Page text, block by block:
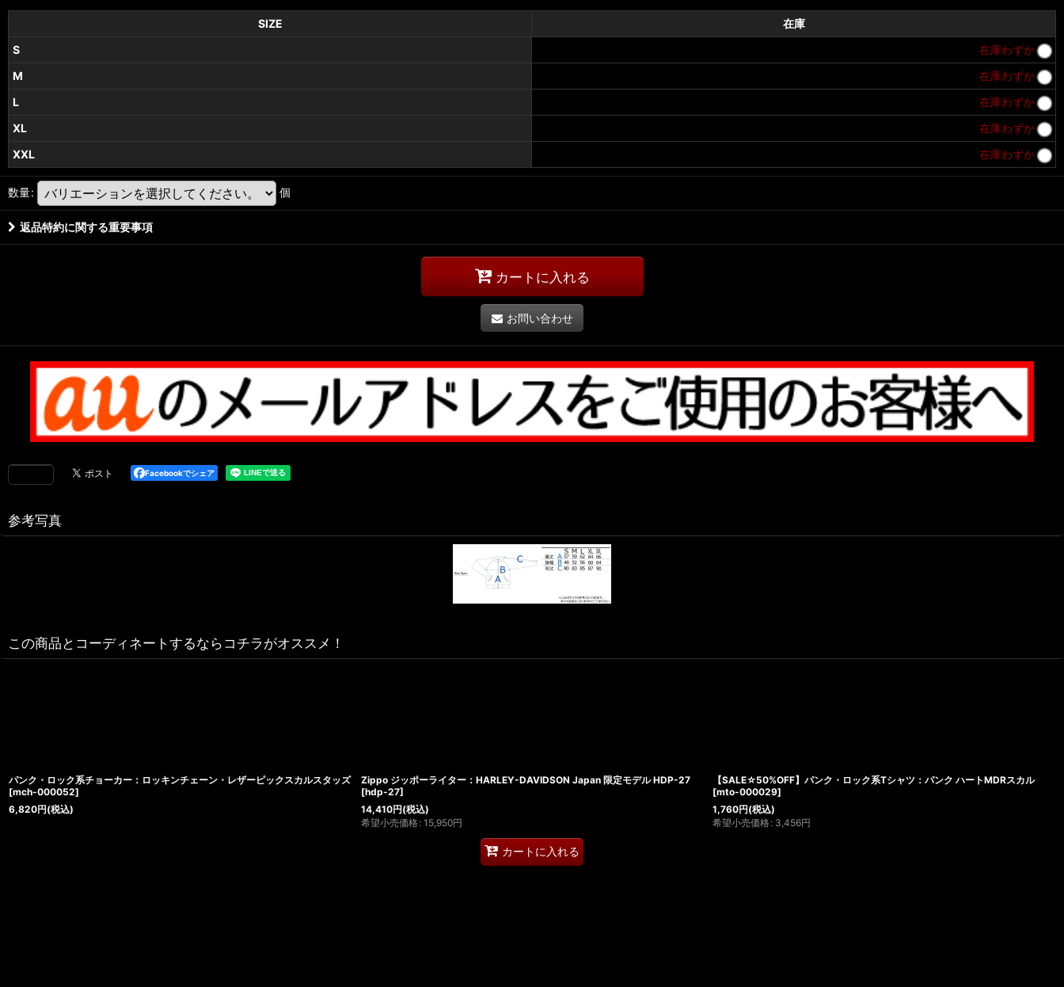
SIZE
在庫
S
在庫わずか
M
在庫わずか
L
在庫わずか
XL
在庫わずか
XXL
在庫わずか
数量: 個
返品特約に関する重要事項
カートに入れる
お問い合わせ
Facebookでシェア
参考写真
この商品とコーディネートするならコチラがオススメ！
パンク・ロック系チョーカー：ロッキンチェーン・レザーピックスカルスタッズ
[mch-000052]
6,820円(税込)
Zippo ジッポーライター：HARLEY-DAVIDSON Japan 限定モデル HDP-27
[hdp-27]
14,410円(税込)
希望小売価格 : 15,950円
カートに入れる
【SALE☆50%OFF】パンク・ロック系Tシャツ：パンク ハートMDRスカル
[mto-000029]
1,760円(税込)
希望小売価格 : 3,456円